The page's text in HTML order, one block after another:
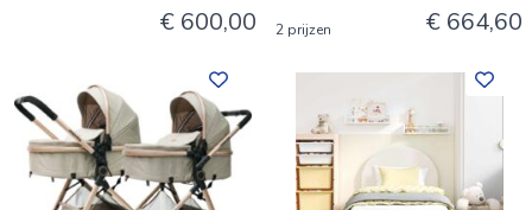
€ 600,00 2 prijzen € 664,60